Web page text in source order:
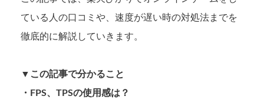
ている人の口コミや、速度が遅い時の対処法までを
徹底的に解説していきます。
▼この記事で分かること
・FPS、TPSの使用感は？